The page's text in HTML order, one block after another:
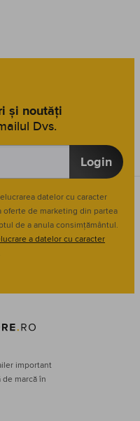
și noutăți
Dvs.
Login
datelor cu caracter
oferte de marketing din partea
de a anula consimțământul.
a datelor cu caracter
important
marcă în